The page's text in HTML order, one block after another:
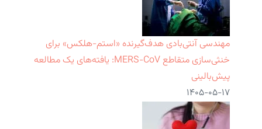
مهندسی آنتی‌بادی هدف‌گیرنده «استم-هلکس» برای
خنثی‌سازی متقاطع MERS-CoV: یافته‌های یک مطالعه
پیش‌بالینی
۱۴۰۵-۰۵-۱۷